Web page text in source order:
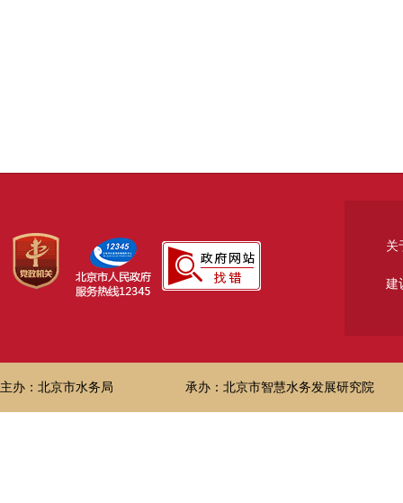
关
建
主办：北京市水务局 承办：北京市智慧水务发展研究院